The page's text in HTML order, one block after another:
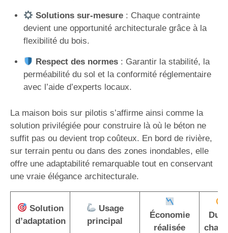
Solutions sur-mesure: Chaque contrainte
devient une opportunité architecturale grâce à la
flexibilité du bois.
Respect des normes: Garantir la stabilité, la
perméabilité du sol et la conformité réglementaire
avec l’aide d’experts locaux.
La maison bois sur pilotis s’affirme ainsi comme la
solution privilégiée pour construire là où le béton ne
suffit pas ou devient trop coûteux. En bord de rivière,
sur terrain pentu ou dans des zones inondables, elle
offre une adaptabilité remarquable tout en conservant
une vraie élégance architecturale.
Solution
d’adaptation
Usage
principal
Économie
réalisée